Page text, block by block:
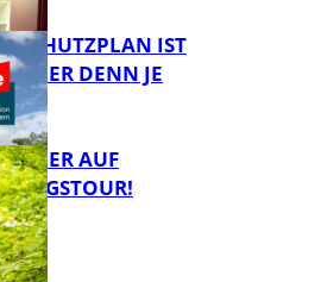
IST
DENN JE
JÄGER AUF